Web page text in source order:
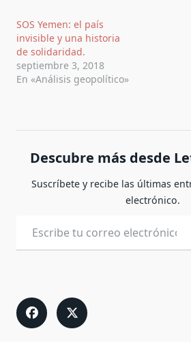
SOS Yemen: el país
invisible y una historia
de solidaridad.
septiembre 3, 2018
En «Análisis geopolítico»
Descubre más desde
Suscríbete y recibe las últimas
electrónico.